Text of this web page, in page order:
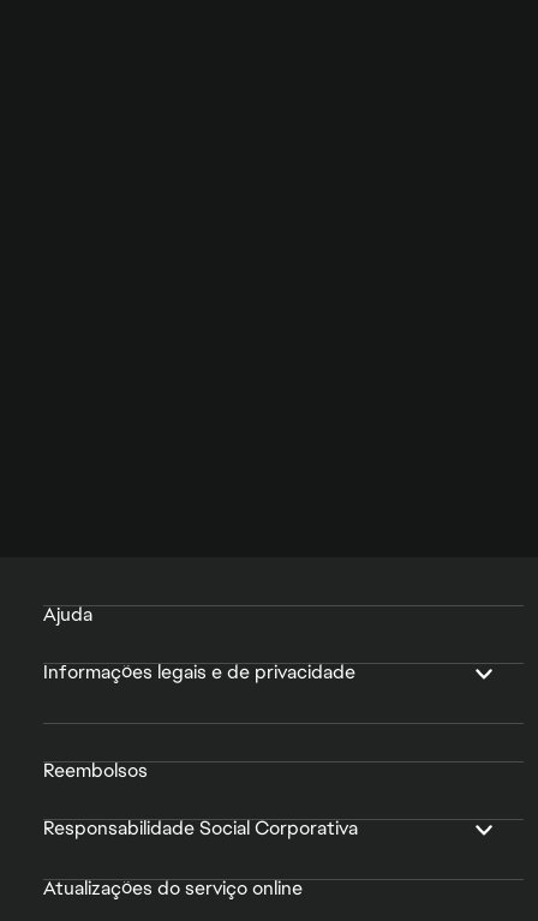
Ajuda
Informações legais e de privacidade
Reembolsos
Responsabilidade Social Corporativa
Atualizações do serviço online